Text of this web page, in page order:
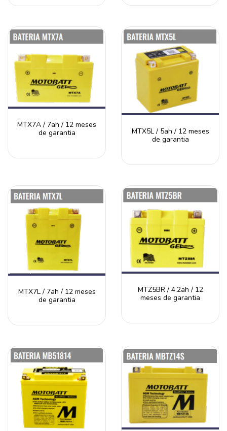
MTX7A / 7ah / 12 meses
de garantia
MTX5L / 5ah / 12 meses
de garantia
MTX7L / 7ah / 12 meses
de garantia
MTZ5BR / 4.2ah / 12
meses de garantia